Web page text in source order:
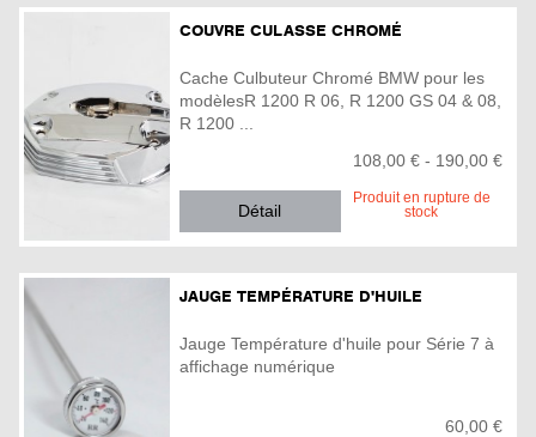
COUVRE CULASSE CHROMÉ
Cache Culbuteur Chromé BMW pour les
modèlesR 1200 R 06, R 1200 GS 04 & 08,
R 1200 ...
108,00 € - 190,00 €
Produit en rupture de
stock
Détail
JAUGE TEMPÉRATURE D'HUILE
Jauge Température d'huile pour Série 7 à
affichage numérique
60,00 €